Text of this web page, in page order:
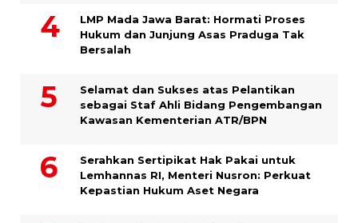
LMP Mada Jawa Barat: Hormati Proses
Hukum dan Junjung Asas Praduga Tak
Bersalah
Selamat dan Sukses atas Pelantikan
sebagai Staf Ahli Bidang Pengembangan
Kawasan Kementerian ATR/BPN
Serahkan Sertipikat Hak Pakai untuk
Lemhannas RI, Menteri Nusron: Perkuat
Kepastian Hukum Aset Negara